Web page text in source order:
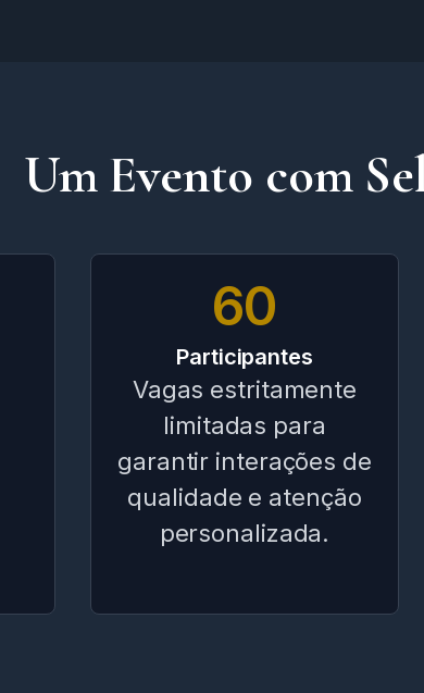
Um Evento com
60
Participantes
Vagas estritamente
limitadas para
garantir interações de
qualidade e atenção
personalizada.